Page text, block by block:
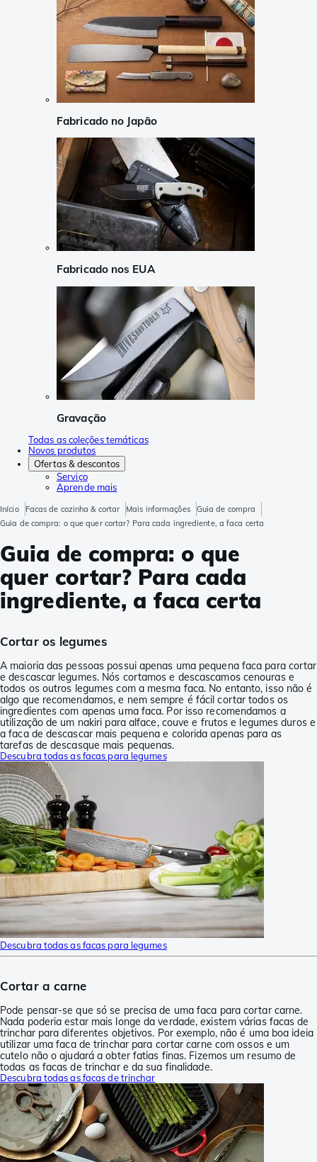
Fabricado no Japão
Fabricado nos EUA
Gravação
Todas as coleções temáticas
Novos produtos
Ofertas & descontos
Serviço
Aprende mais
Início Facas de cozinha & cortar Mais informações
Guia de compra
Guia de compra: o que quer cortar? Para cada ingrediente, a faca certa
Guia de compra: o que
quer cortar? Para cada
ingrediente, a faca certa
Cortar os legumes
A maioria das pessoas possui apenas uma pequena faca para cortar
e descascar legumes. Nós cortamos e descascamos cenouras e
todos os outros legumes com a mesma faca. No entanto, isso não é
algo que recomendamos, e nem sempre é fácil cortar todos os
ingredientes com apenas uma faca. Por isso recomendamos a
utilização de um nakiri para alface, couve e frutos e legumes duros e
a faca de descascar mais pequena e colorida apenas para as
tarefas de descasque mais pequenas.
Descubra todas as facas para legumes
Descubra todas as facas para legumes
Cortar a carne
Pode pensar-se que só se precisa de uma faca para cortar carne.
Nada poderia estar mais longe da verdade, existem várias facas de
trinchar para diferentes objetivos. Por exemplo, não é uma boa ideia
utilizar uma faca de trinchar para cortar carne com ossos e um
cutelo não o ajudará a obter fatias finas. Fizemos um resumo de
todas as facas de trinchar e da sua finalidade.
Descubra todas as facas de trinchar